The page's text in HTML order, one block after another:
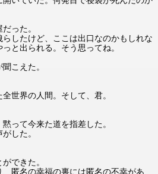
った。
したけど、ここは出口なのかもしれな
と出られる。そう思ってね。
こえた。
世界の人間。そして、君。
って今来た道を指差した。
した。
できた。
匿名の幸福の裏には匿名の不幸があ